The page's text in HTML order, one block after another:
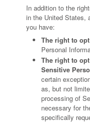
In addition to the
in the United States,
you have:
The right to
Personal
The right to
Sensitive
certain
as, but not
processing of
necessary for
specifically